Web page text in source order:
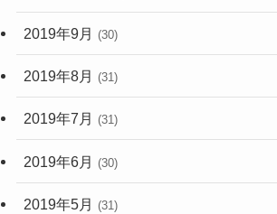
2019年9月 (30)
2019年8月 (31)
2019年7月 (31)
2019年6月 (30)
2019年5月 (31)